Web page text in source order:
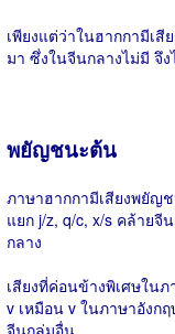
เพียงแต่ว่าในฮากกามีเสี
มา ซึ่งในจีนกลางไม่มี จึง
พยัญชนะต้น
ภาษาฮากกามีเสียงพยัญ
แยก j/z, q/c, x/s คล้ายจี
กลาง
เสียงที่ค่อนข้างพิเศษใน
v เหมือน v ในภาษาอังก
จีนกลุ่มอื่น